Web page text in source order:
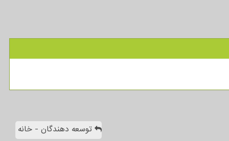
توسعه دهندگان - خانه